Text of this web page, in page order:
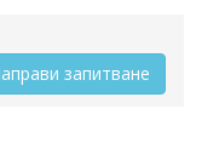
запитване